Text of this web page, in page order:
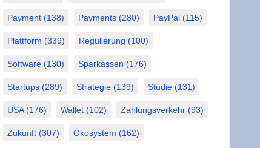
Payment (138) Payments (280) PayPal (115)
Plattform (339) Regulierung (100)
Software (130) Sparkassen (176)
Startups (289) Strategie (139) Studie (131)
USA(176) Wallet (102) Zahlungsverkehr (93)
Zukunft (307) Ökosystem (162)